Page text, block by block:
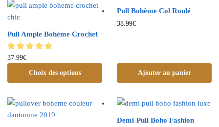
Pull Ample Bohème Crochet
37.99€
Choix des options
Pull Bohème Col Roulé
38.99€
Ajouter au panier
Demi-Pull Boho Fashion